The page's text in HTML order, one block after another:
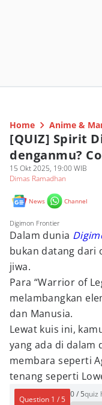
Home Anime &
[QUIZ] Spirit
denganmu?
15 Okt 2025, 19:00 WIB
Dimas Ramadhan
News Channel
Digimon Frontier
Dalam dunia
bukan datang dari
jiwa.
Para “Warrior of
melambangkan
dan Manusia.
Lewat kuis ini,
yang ada di dalam
membara seperti
tenang seperti
Question 1 /5
0/ 5quiz